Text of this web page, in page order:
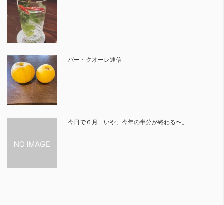
バー・クオーレ通信
今日で６月…いや、今年の半分が終わる〜。